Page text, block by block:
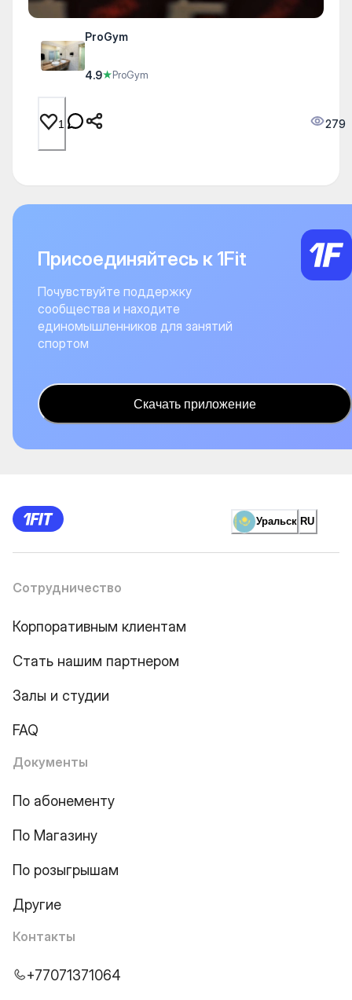
ProGym
4.9★ProGym
1 279
Присоединяйтесь к 1Fit
Почувствуйте поддержку
сообщества и находите
единомышленников для занятий
спортом
Скачать приложение
Уральск RU
Сотрудничество
Корпоративным клиентам
Стать нашим партнером
Залы и студии
FAQ
Документы
По абонементу
По Магазину
По розыгрышам
Другие
Контакты
+77071371064